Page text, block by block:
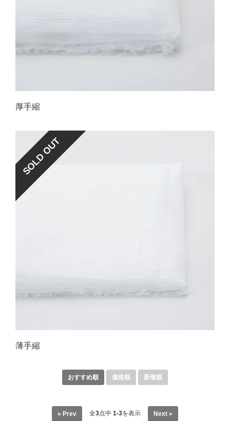
厚手縮
薄手縮
SOLD OUT
おすすめ順 価格順 新着順
« Prev 全3点中 1-3を表示 Next »